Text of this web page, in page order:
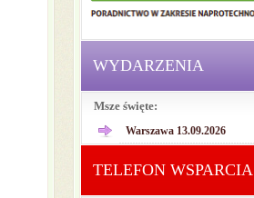
WYDARZENIA
Msze święte:
Warszawa 13.09.2026
TELEFON WSPARCIA